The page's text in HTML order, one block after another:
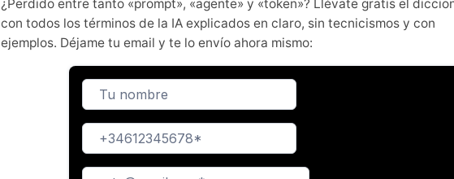
¿Perdido entre tanto «prompt», «agente» y «token»? Llévate gratis el
con todos los términos de la IA explicados en claro, sin tecnicismos y con
ejemplos. Déjame tu email y te lo envío ahora mismo: